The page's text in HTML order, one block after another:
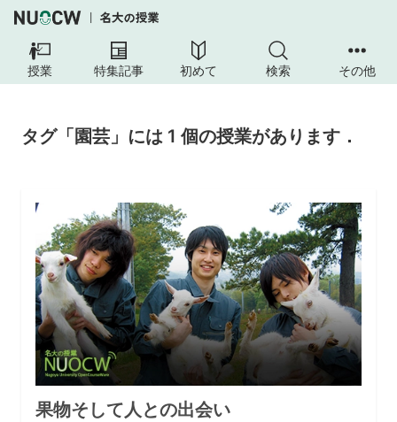
授業 特集記事 初めて 検索 その他
タグ「園芸」には 1 個の授業があります．
果物そして人との出会い